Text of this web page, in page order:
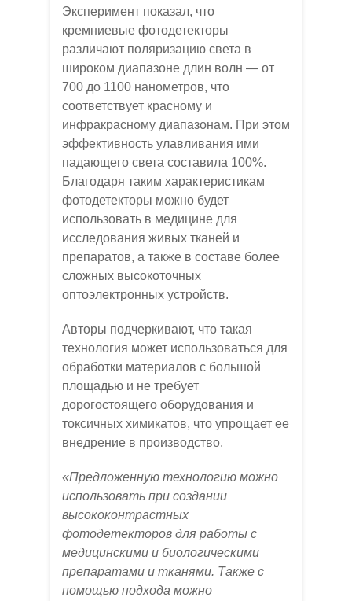
Эксперимент показал, что
кремниевые фотодетекторы
различают поляризацию света в
широком диапазоне длин волн — от
700 до 1100 нанометров, что
соответствует красному и
инфракрасному диапазонам. При этом
эффективность улавливания ими
падающего света составила 100%.
Благодаря таким характеристикам
фотодетекторы можно будет
использовать в медицине для
исследования живых тканей и
препаратов, а также в составе более
сложных высокоточных
оптоэлектронных устройств.
Авторы подчеркивают, что такая
технология может использоваться для
обработки материалов с большой
площадью и не требует
дорогостоящего оборудования и
токсичных химикатов, что упрощает ее
внедрение в производство.
«Предложенную технологию можно
использовать при создании
высококонтрастных
фотодетекторов для работы с
медицинскими и биологическими
препаратами и тканями. Также с
помощью подхода можно